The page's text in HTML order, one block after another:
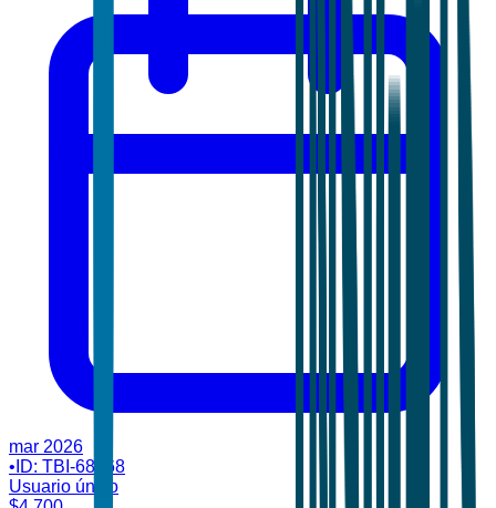
mar 2026
• ID: TBI-68468
Usuario único